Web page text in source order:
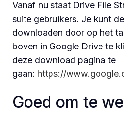
Vanaf nu staat Drive File
suite gebruikers. Je kunt
downloaden door op het
boven in Google Drive te
deze download pagina te
gaan: https://
Goed om te